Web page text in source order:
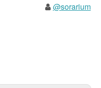
@sorarium